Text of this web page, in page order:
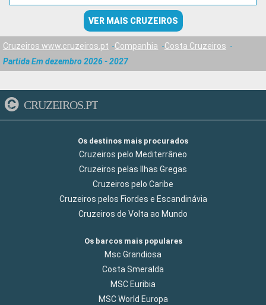
VER MAIS CRUZEIROS
Cruzeiros www.cruzeiros.pt Companhia
Costa Cruzeiros
Partida Em dezembro 2026 - 2027
CRUZEIROS.PT
Os destinos mais procurados
Cruzeiros pelo Mediterrâneo
Cruzeiros pelas Ilhas Gregas
Cruzeiros pelo Caribe
Cruzeiros pelos Fiordes e Escandinávia
Cruzeiros de Volta ao Mundo
Os barcos mais populares
Msc Grandiosa
Costa Smeralda
MSC Euribia
MSC World Europa